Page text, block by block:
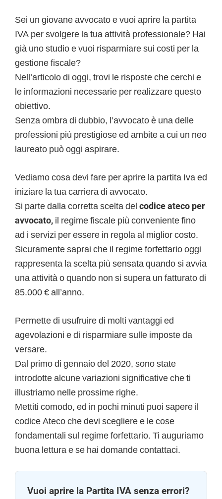
Sei un giovane avvocato e vuoi aprire la partita
IVA per svolgere la tua attività professionale? Hai
già uno studio e vuoi risparmiare sui costi per la
gestione fiscale?
Nell’articolo di oggi, trovi le risposte che cerchi e
le informazioni necessarie per realizzare questo
obiettivo.
Senza ombra di dubbio, l’avvocato è una delle
professioni più prestigiose ed ambite a cui un neo
laureato può oggi aspirare.
Vediamo cosa devi fare per aprire la partita Iva ed
iniziare la tua carriera di avvocato.
Si parte dalla corretta scelta del codice ateco per
avvocato, il regime fiscale più conveniente fino
ad i servizi per essere in regola al miglior costo.
Sicuramente saprai che il regime forfettario oggi
rappresenta la scelta più sensata quando si avvia
una attività o quando non si supera un fatturato di
85.000 € all’anno.
Permette di usufruire di molti vantaggi ed
agevolazioni e di risparmiare sulle imposte da
versare.
Dal primo di gennaio del 2020, sono state
introdotte alcune variazioni significative che ti
illustriamo nelle prossime righe.
Mettiti comodo, ed in pochi minuti puoi sapere il
codice Ateco che devi scegliere e le cose
fondamentali sul regime forfettario. Ti auguriamo
buona lettura e se hai domande contattaci.
Vuoi aprire la Partita IVA senza errori?